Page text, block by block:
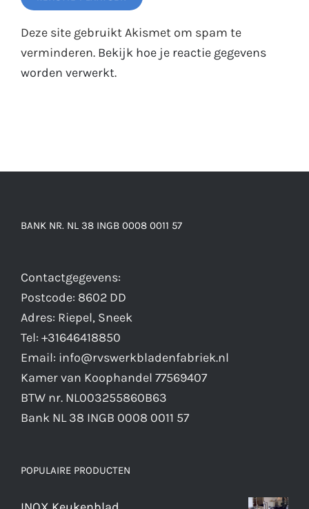
Deze site gebruikt Akismet om spam te
verminderen. Bekijk hoe je reactie gegevens
worden verwerkt.
BANK NR. NL 38 INGB 0008 0011 57
Contactgegevens:
Postcode: 8602 DD
Adres: Riepel, Sneek
Tel: +31646418850
Email: info@rvswerkbladenfabriek.nl
Kamer van Koophandel 77569407
BTW nr. NL003255860B63
Bank NL 38 INGB 0008 0011 57
POPULAIRE PRODUCTEN